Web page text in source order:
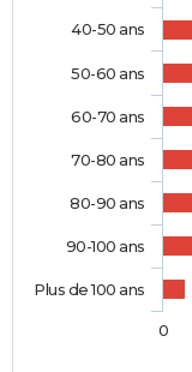
40-50 ans
50-60 ans
60-70 ans
70-80 ans
80-90 ans
90-100 ans
Plus de 100 ans
0